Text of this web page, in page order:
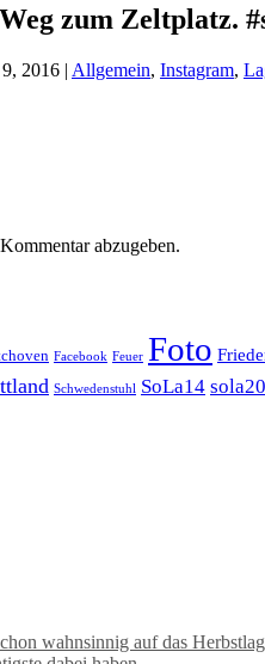
zum Zeltplatz.
2016 | Allgemein, Instagram,
abzugeben.
Facebook Feuer Foto
Schwedenstuhl SoLa14
wahnsinnig auf das